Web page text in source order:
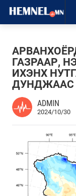
ГАЗРААР,
ИХЭНХ
ДУНДЖААС
ADMIN
2024/10/30